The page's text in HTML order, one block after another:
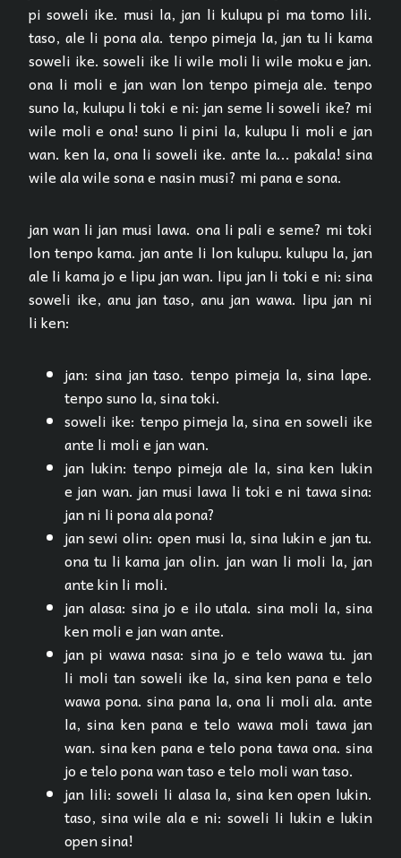
pi soweli ike. musi la, jan li kulupu pi ma tomo lili.
taso, ale li pona ala. tenpo pimeja la, jan tu li kama
soweli ike. soweli ike li wile moli li wile moku e jan.
ona li moli e jan wan lon tenpo pimeja ale. tenpo
suno la, kulupu li toki e ni: jan seme li soweli ike? mi
wile moli e ona! suno li pini la, kulupu li moli e jan
wan. ken la, ona li soweli ike. ante la... pakala! sina
wile ala wile sona e nasin musi? mi pana e sona.
jan wan li jan musi lawa. ona li pali e seme? mi toki
lon tenpo kama. jan ante li lon kulupu. kulupu la, jan
ale li kama jo e lipu jan wan. lipu jan li toki e ni: sina
soweli ike, anu jan taso, anu jan wawa. lipu jan ni
li ken:
jan: sina jan taso. tenpo pimeja la, sina lape.
tenpo suno la, sina toki.
soweli ike: tenpo pimeja la, sina en soweli ike
ante li moli e jan wan.
jan lukin: tenpo pimeja ale la, sina ken lukin
e jan wan. jan musi lawa li toki e ni tawa sina:
jan ni li pona ala pona?
jan sewi olin: open musi la, sina lukin e jan tu.
ona tu li kama jan olin. jan wan li moli la, jan
ante kin li moli.
jan alasa: sina jo e ilo utala. sina moli la, sina
ken moli e jan wan ante.
jan pi wawa nasa: sina jo e telo wawa tu. jan
li moli tan soweli ike la, sina ken pana e telo
wawa pona. sina pana la, ona li moli ala. ante
la, sina ken pana e telo wawa moli tawa jan
wan. sina ken pana e telo pona tawa ona. sina
jo e telo pona wan taso e telo moli wan taso.
jan lili: soweli li alasa la, sina ken open lukin.
taso, sina wile ala e ni: soweli li lukin e lukin
open sina!